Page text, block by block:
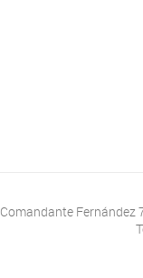
Comandante Fernández